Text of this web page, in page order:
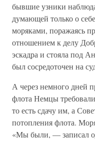
бывшие узники
думающей только о
моряками, поражаясь
отношением к делу
эскадра и стояла под
был сосредоточен на
А через немного дней
флота Немцы
то есть сдачу им, а
потопления флота.
«Мы были, — записал